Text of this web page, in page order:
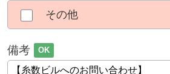
その他
備考 OK